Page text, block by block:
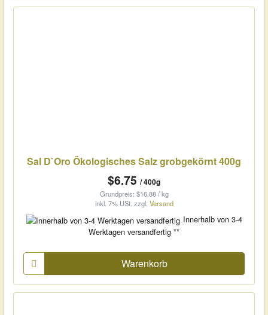
Sal D`Oro Ökologisches Salz grobgekörnt 400g
$6.75 / 400g
Grundpreis: $16.88 / kg
inkl. 7% USt. zzgl. Versand
Innerhalb von 3-4
Werktagen versandfertig **
Warenkorb